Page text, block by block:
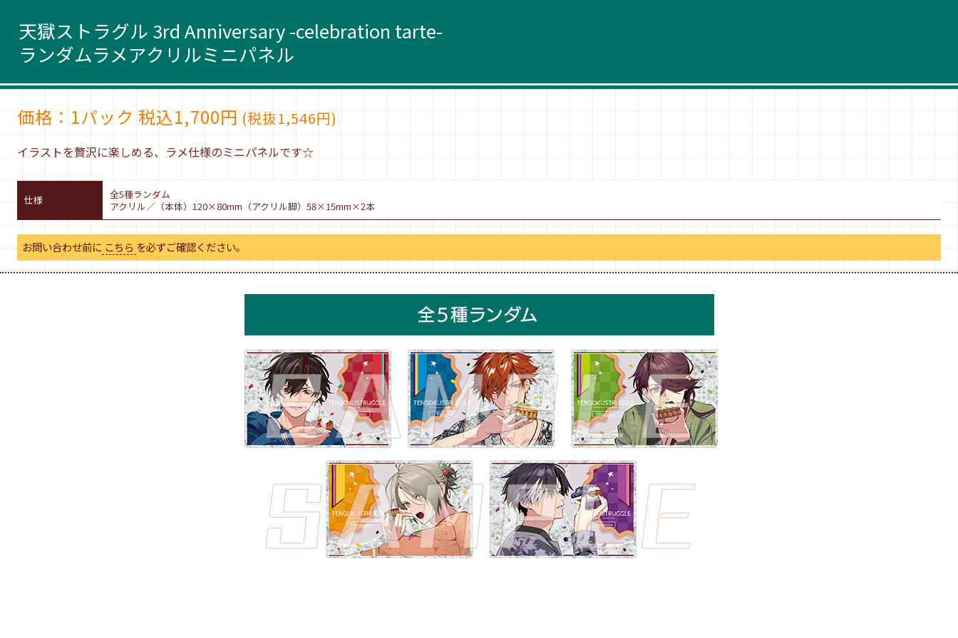
天獄ストラグル 3rd Anniversary -celebration tarte-
ランダムラメアクリルミニパネル
価格：1パック 税込1,700円(税抜1,546円)
イラストを贅沢に楽しめる、ラメ仕様のミニパネルです☆
仕様
全5種ランダム
アクリル／（本体）120×80mm（アクリル脚）58×15mm×2本
お問い合わせ前に こちら を必ずご確認ください。